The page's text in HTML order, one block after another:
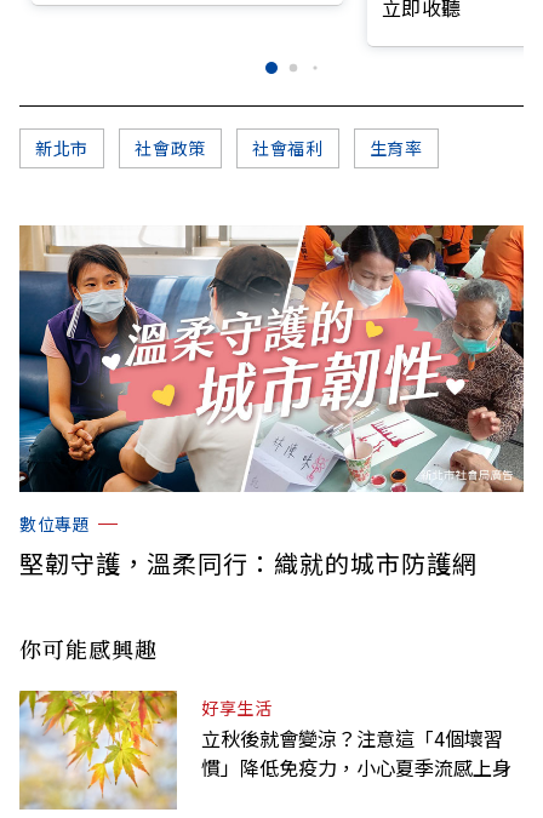
立即收聽
新北市 社會政策 社會福利 生育率
數位專題
堅韌守護，溫柔同行：織就的城市防護網
你可能感興趣
好享生活
立秋後就會變涼？注意這「4個壞習
慣」降低免疫力，小心夏季流感上身